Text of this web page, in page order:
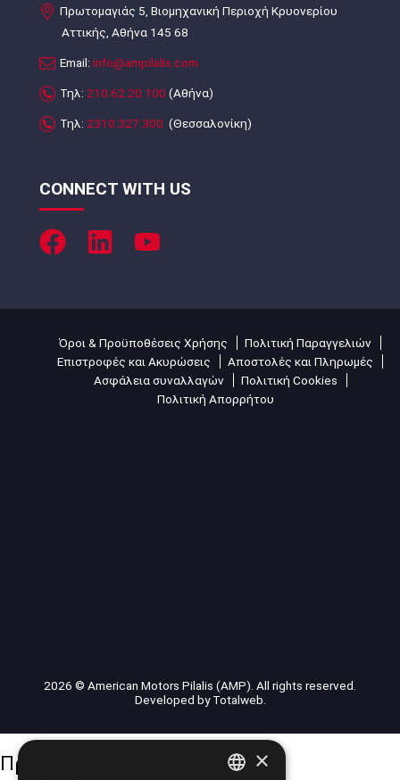
Πρωτομαγιάς 5, Βιομηχανική Περιοχή Κρυονερίου
Αττικής, Αθήνα 145 68
Email: info@ampilalis.com
Τηλ: 210.62.20.100 (Αθήνα)
Τηλ: 2310.327.300 (Θεσσαλονίκη)
CONNECT WITH US
Όροι & Προϋποθέσεις Χρήσης
Πολιτική Παραγγελιών
Επιστροφές και Ακυρώσεις
Αποστολές και Πληρωμές
Ασφάλεια συναλλαγών
Πολιτική Cookies
Πολιτική Απορρήτου
2026 © American Motors Pilalis (AMP). All rights reserved.
Developed byTotalweb
Προσβασιμότητα ×